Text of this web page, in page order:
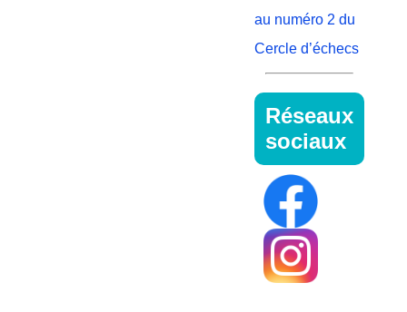
au numéro 2 du
Cercle d’échecs
Réseaux
sociaux